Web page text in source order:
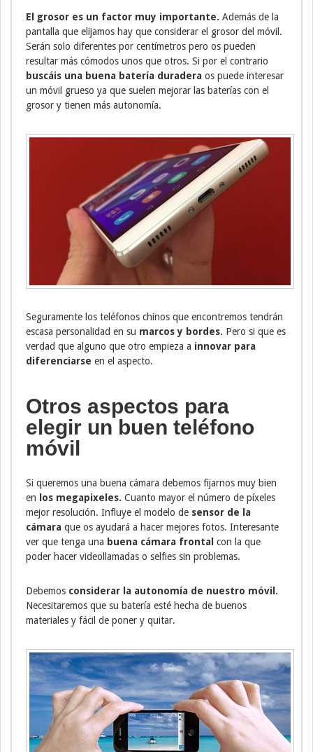
El grosor es un factor muy importante. Además de la
pantalla que elijamos hay que considerar el grosor del móvil.
Serán solo diferentes por centímetros pero os pueden
resultar más cómodos unos que otros. Si por el contrario
buscáis una buena batería duradera os puede interesar
un móvil grueso ya que suelen mejorar las baterías con el
grosor y tienen más autonomía.
Seguramente los teléfonos chinos que encontremos tendrán
escasa personalidad en su marcos y bordes. Pero si que es
verdad que alguno que otro empieza a innovar para
diferenciarse en el aspecto.
Otros aspectos para
elegir un buen teléfono
móvil
Si queremos una buena cámara debemos fijarnos muy bien
en
los megapixeles. Cuanto mayor el número de píxeles
mejor resolución. Influye el modelo de sensor de la
cámara que os ayudará a hacer mejores fotos. Interesante
ver que tenga una buena cámara frontal con la que
poder hacer videollamadas o selfies sin problemas.
Debemos considerar la autonomía de nuestro móvil.
Necesitaremos que su batería esté hecha de buenos
materiales y fácil de poner y quitar.